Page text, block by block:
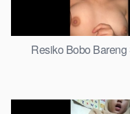
Resiko Bobo Bareng